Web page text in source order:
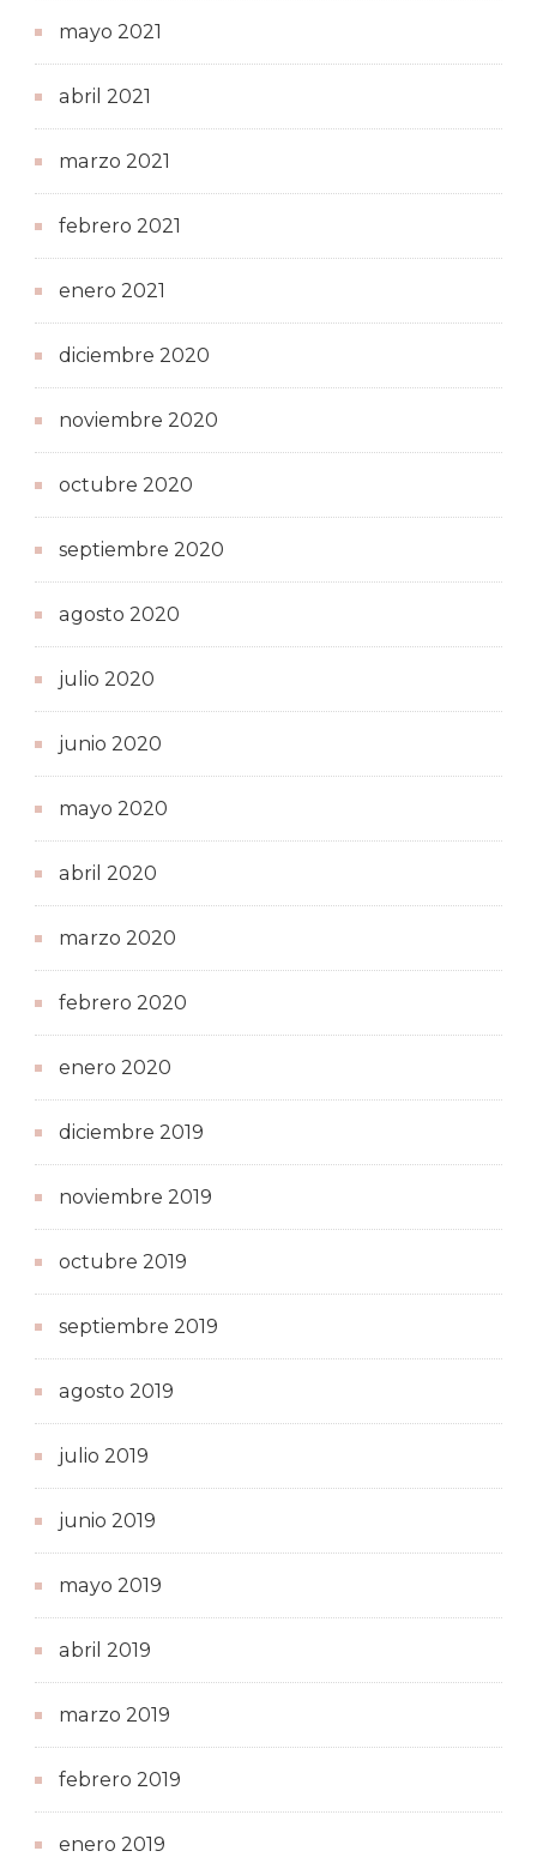
mayo 2021
abril 2021
marzo 2021
febrero 2021
enero 2021
diciembre 2020
noviembre 2020
octubre 2020
septiembre 2020
agosto 2020
julio 2020
junio 2020
mayo 2020
abril 2020
marzo 2020
febrero 2020
enero 2020
diciembre 2019
noviembre 2019
octubre 2019
septiembre 2019
agosto 2019
julio 2019
junio 2019
mayo 2019
abril 2019
marzo 2019
febrero 2019
enero 2019